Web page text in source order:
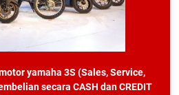
yamaha 3S (Sales, Service,
secara CASH dan CREDIT